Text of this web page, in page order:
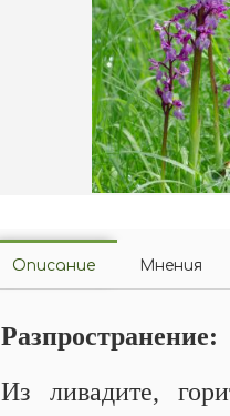
Описание Мнения
Разпространение:
Из ливадите,